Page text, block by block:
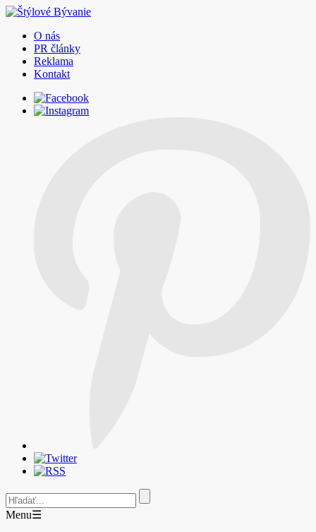
O nás
PR články
Reklama
Kontakt
Menu☰